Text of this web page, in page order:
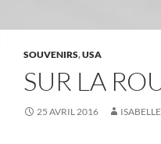
SOUVENIRS,USA
SUR LA
25 AVRIL 2016